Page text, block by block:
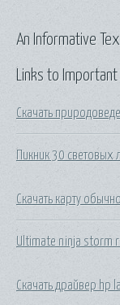
Links to
Скачать
Пикник 30 световых
Скачать карту
Ultimate ninja storm
Скачать драйвер
An Informative